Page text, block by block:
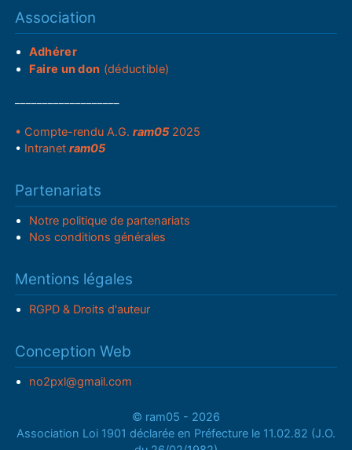
Association
Adhérer
Faire un don (déductible)
• Compte-rendu A.G.ram05 2025
• Intranetram05
Partenariats
Notre politique de partenariats
Nos conditions générales
Mentions légales
RGPD & Droits d'auteur
Conception Web
no2pxl@gmail.com
© ram05 - 2026
Association Loi 1901 déclarée en Préfecture le 11.02.82 (J.O.